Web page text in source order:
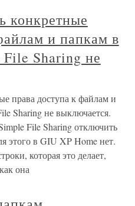
конкретные
и папкам в
Sharing не
права доступа к файлам и
Sharing не выключается.
File Sharing отключить
этого в GIU XP Home нет.
которая это делает,
она